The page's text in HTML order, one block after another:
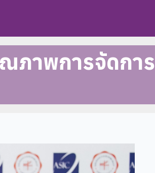
ภาพการจัดการ